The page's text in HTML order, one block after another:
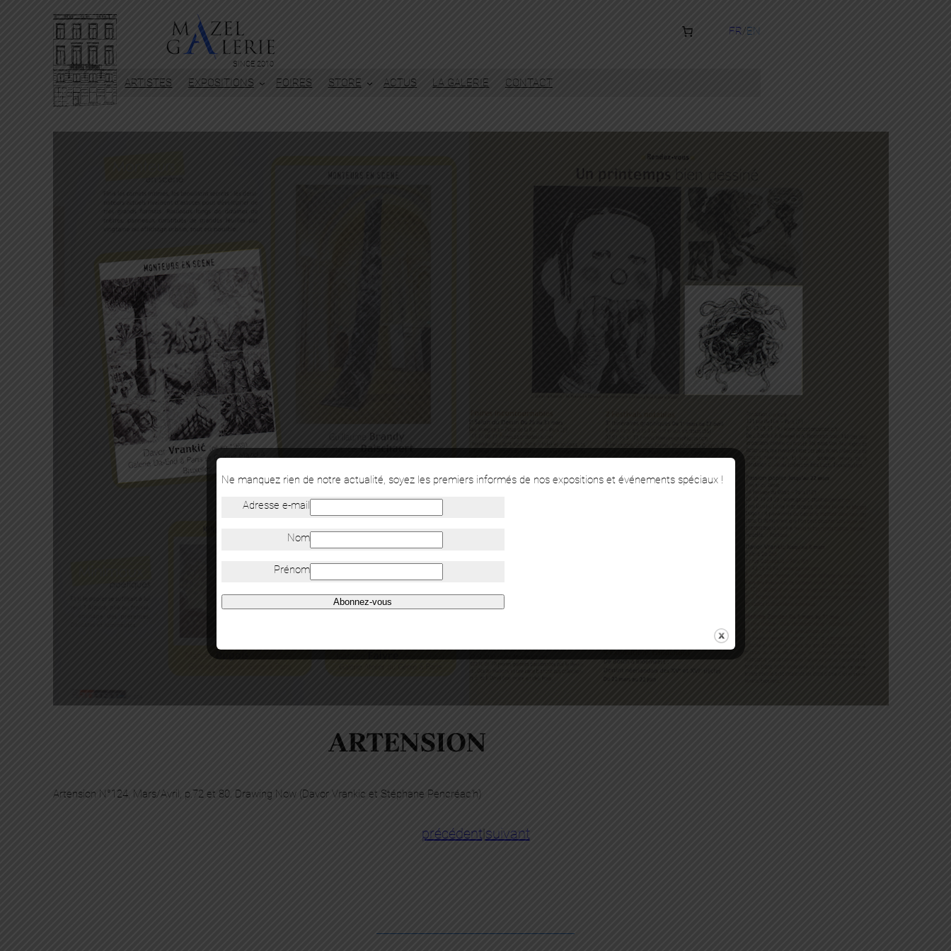
SINCE 2010
FR EN
ARTISTES EXPOSITIONS FOIRES STORE ACTUS LA GALERIE CONTACT
ARTENSION
Artension N°124, Mars/Avril, p.72 et 80. Drawing Now (Davor Vrankic et Stéphane Pencréac’h)
précédent| suivant
Ne manquez rien de notre actualité, soyez les premiers informés de nos expositions et événements spéciaux !
Adresse e-mail
Nom
Prénom
Abonnez-vous